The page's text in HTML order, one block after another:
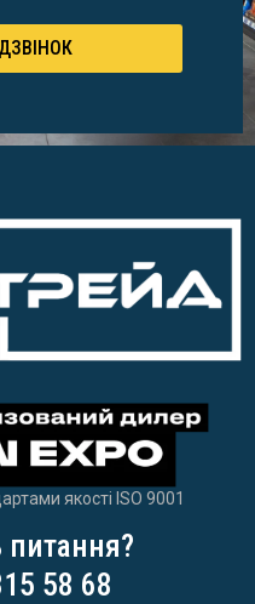
якості ISO 9001
58 68